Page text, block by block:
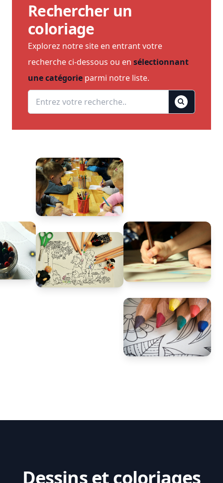
Rechercher un
coloriage
Explorez notre site en entrant votre
recherche ci-dessous ou en sélectionnant
une catégorie parmi notre liste.
Dessins et coloriages